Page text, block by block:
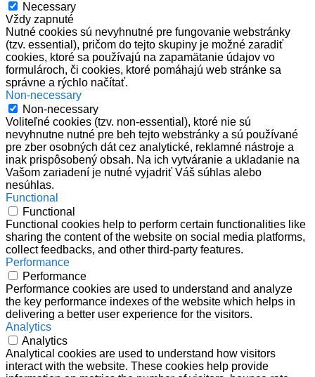
Necessary
Vždy zapnuté
Nutné cookies sú nevyhnutné pre fungovanie webstránky
(tzv. essential), pričom do tejto skupiny je možné zaradiť
cookies, ktoré sa používajú na zapamätanie údajov vo
formulároch, či cookies, ktoré pomáhajú web stránke sa
správne a rýchlo načítať.
Non-necessary
Non-necessary
Voliteľné cookies (tzv. non-essential), ktoré nie sú
nevyhnutne nutné pre beh tejto webstránky a sú používané
pre zber osobných dát cez analytické, reklamné nástroje a
inak prispôsobený obsah. Na ich vytváranie a ukladanie na
Vašom zariadení je nutné vyjadriť Váš súhlas alebo
nesúhlas.
Functional
Functional
Functional cookies help to perform certain functionalities like
sharing the content of the website on social media platforms,
collect feedbacks, and other third-party features.
Performance
Performance
Performance cookies are used to understand and analyze
the key performance indexes of the website which helps in
delivering a better user experience for the visitors.
Analytics
Analytics
Analytical cookies are used to understand how visitors
interact with the website. These cookies help provide